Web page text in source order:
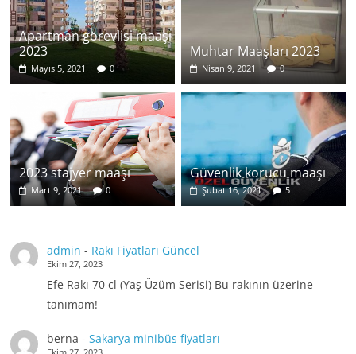
Apartman görevlisi maaşı
2023
Mayıs 5, 2021 0
Muhtar Maaşları 2023
Nisan 9, 2021 0
2023 stajyer maaşı
Mart 9, 2021 0
Güvenlik korucu maaşı
Şubat 16, 2021 5
admin - Rakı Fiyatları Güncel
Ekim 27, 2023
Efe Rakı 70 cl (Yaş Üzüm Serisi) Bu rakının üzerine
tanımam!
berna - Sakarya minibüs fiyatları